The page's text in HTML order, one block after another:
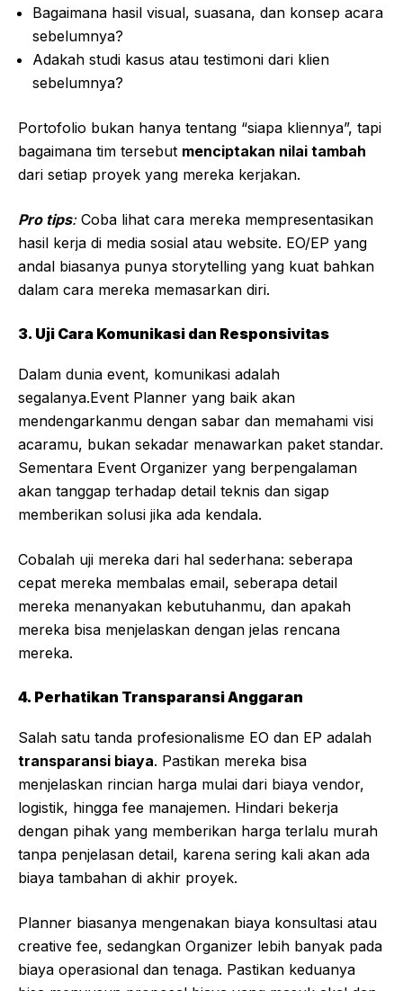
Bagaimana hasil visual, suasana, dan konsep acara
sebelumnya?
Adakah studi kasus atau testimoni dari klien
sebelumnya?
Portofolio bukan hanya tentang “siapa kliennya”, tapi
bagaimana tim tersebut menciptakan nilai tambah
dari setiap proyek yang mereka kerjakan.
Pro tips:Coba lihat cara mereka mempresentasikan
hasil kerja di media sosial atau website. EO/EP yang
andal biasanya punya storytelling yang kuat bahkan
dalam cara mereka memasarkan diri.
3. Uji Cara Komunikasi dan Responsivitas
Dalam dunia event, komunikasi adalah
segalanya.Event Planner yang baik akan
mendengarkanmu dengan sabar dan memahami visi
acaramu, bukan sekadar menawarkan paket standar.
Sementara Event Organizer yang berpengalaman
akan tanggap terhadap detail teknis dan sigap
memberikan solusi jika ada kendala.
Cobalah uji mereka dari hal sederhana: seberapa
cepat mereka membalas email, seberapa detail
mereka menanyakan kebutuhanmu, dan apakah
mereka bisa menjelaskan dengan jelas rencana
mereka.
4. Perhatikan Transparansi Anggaran
Salah satu tanda profesionalisme EO dan EP adalah
transparansi biaya. Pastikan mereka bisa
menjelaskan rincian harga mulai dari biaya vendor,
logistik, hingga fee manajemen. Hindari bekerja
dengan pihak yang memberikan harga terlalu murah
tanpa penjelasan detail, karena sering kali akan ada
biaya tambahan di akhir proyek.
Planner biasanya mengenakan biaya konsultasi atau
creative fee, sedangkan Organizer lebih banyak pada
biaya operasional dan tenaga. Pastikan keduanya